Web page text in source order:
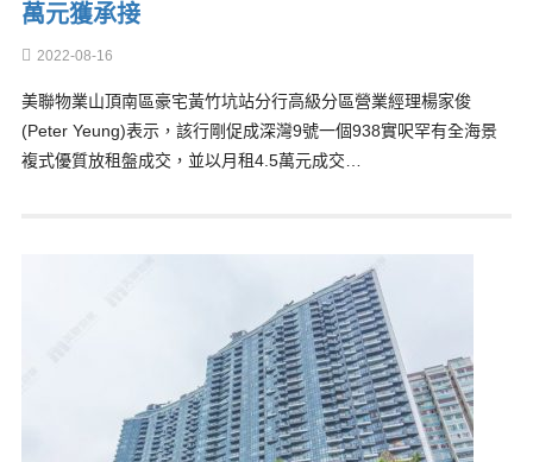
萬元獲承接
2022-08-16
美聯物業山頂南區豪宅黃竹坑站分行高級分區營業經理楊家俊
(Peter Yeung)表示，該行剛促成深灣9號一個938實呎罕有全海景
複式優質放租盤成交，並以月租4.5萬元成交…